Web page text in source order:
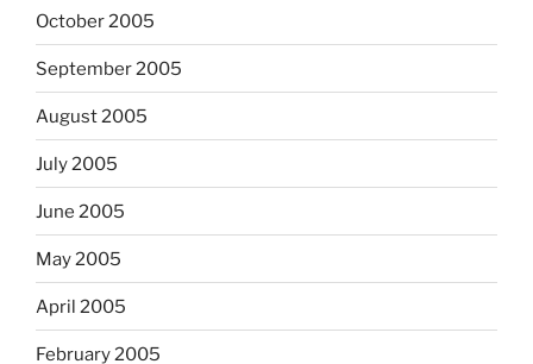
October 2005
September 2005
August 2005
July 2005
June 2005
May 2005
April 2005
February 2005